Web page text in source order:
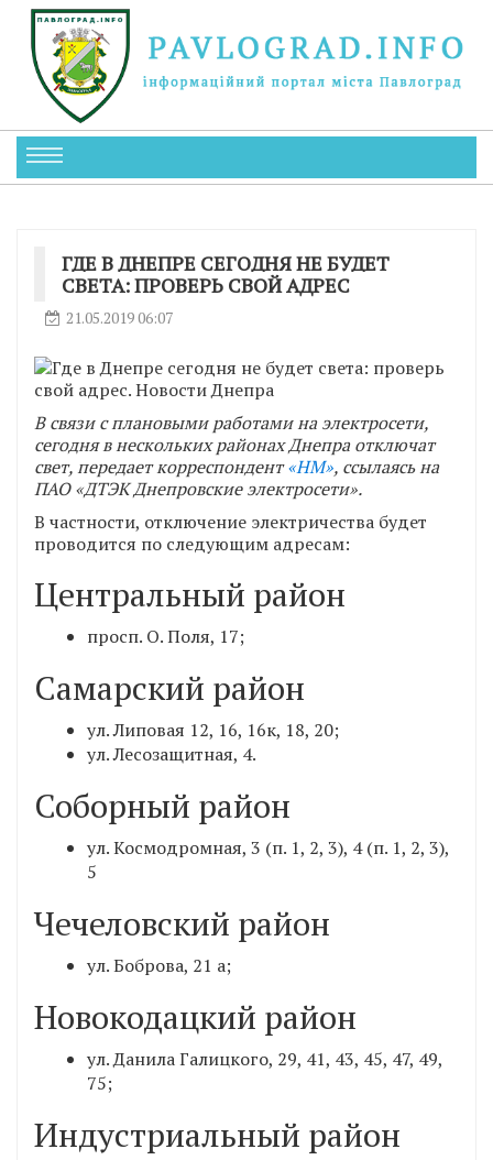
ГДЕ В ДНЕПРЕ СЕГОДНЯ НЕ БУДЕТ
СВЕТА: ПРОВЕРЬ СВОЙ АДРЕС
21.05.2019 06:07
В связи с плановыми работами на электросети,
сегодня в нескольких районах Днепра отключат
свет, передает корреспондент«НМ», ссылаясь на
ПАО «ДТЭК Днепровские электросети».
В частности, отключение электричества будет
проводится по следующим адресам:
Центральный район
просп. О. Поля, 17;
Самарский район
ул. Липовая 12, 16, 16к, 18, 20;
ул. Лесозащитная, 4.
Соборный район
ул. Космодромная, 3 (п. 1, 2, 3), 4 (п. 1, 2, 3),
5
Чечеловский район
ул. Боброва, 21 а;
Новокодацкий район
ул. Данила Галицкого, 29, 41, 43, 45, 47, 49,
75;
Индустриальный район